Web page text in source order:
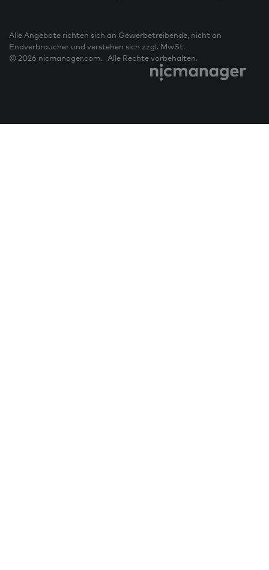
Alle Angebote richten sich an Gewerbetreibende, nicht an
Endverbraucher und verstehen sich zzgl. MwSt.
© 2026 nicmanager.com. Alle Rechte vorbehalten.